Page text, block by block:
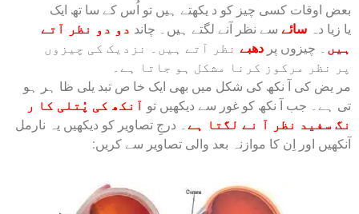
بعض اوقات کسی چیز کو د یکھتے ہیں تو اُس کے سا تھ ایک
یا زیا دہ سائے سے نظر آنے لگتے ہیں۔ چاند دو دو نظر آتے
ہیں ۔ چیزوں پر دھبے نظر آتے ہیں۔ نزدیک کی چیزوں
پر نظر مرکوز کرنا مشکل ہو جاتا ہے۔
مر یض کی آ نکھ کی شکل میں بھی ایک خا ص تبد یلی ظا ہر ہو
تی ہے۔ جب آ نکھ کو غور سے دیکھیں تو آنکھ کی پُتلی کا ر
نگ سفید نظر آ نے لگتا ہے۔ درجِ تصاویر کو دیکھیں یہ نارمل
آنکھیں اور اِن کا موازنہ بعد والی تصاویر سے کریں: